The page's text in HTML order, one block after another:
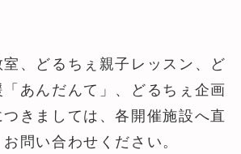
室、どるちぇ親子レッスン、ど
あんだんて」、どるちぇ企画
きましては、各開催施設へ直
問い合わせください。